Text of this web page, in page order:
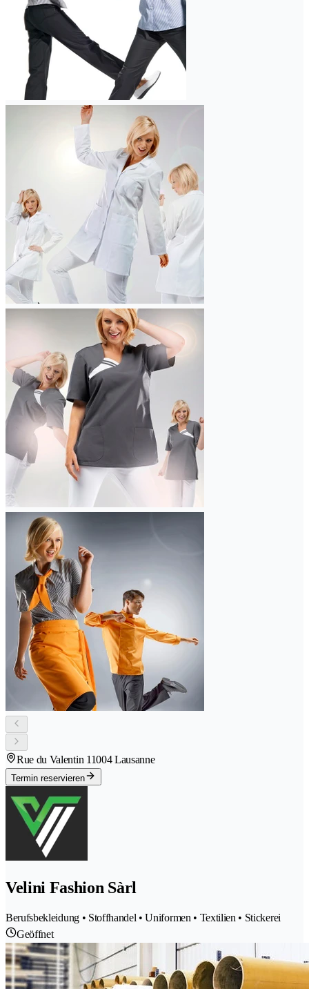
Rue du Valentin 11004 Lausanne
Termin reservieren
Velini Fashion Sàrl
Berufsbekleidung • Stoffhandel • Uniformen • Textilien • Stickerei
Geöffnet